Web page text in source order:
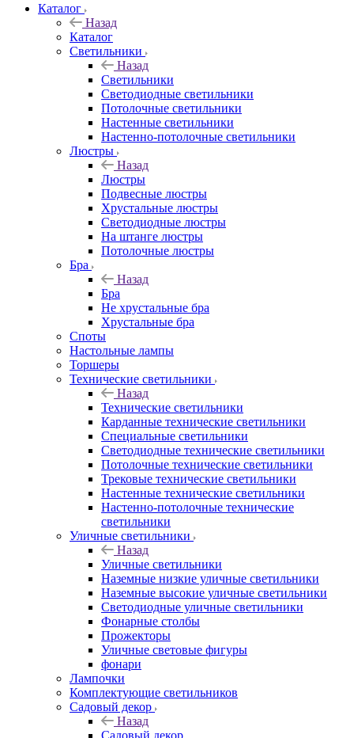
Каталог
Назад
Каталог
Светильники
Назад
Светильники
Светодиодные светильники
Потолочные светильники
Настенные светильники
Настенно-потолочные светильники
Люстры
Назад
Люстры
Подвесные люстры
Хрустальные люстры
Светодиодные люстры
На штанге люстры
Потолочные люстры
Бра
Назад
Бра
Не хрустальные бра
Хрустальные бра
Споты
Настольные лампы
Торшеры
Технические светильники
Назад
Технические светильники
Карданные технические светильники
Специальные светильники
Светодиодные технические светильники
Потолочные технические светильники
Трековые технические светильники
Настенные технические светильники
Настенно-потолочные технические
светильники
Уличные светильники
Назад
Уличные светильники
Наземные низкие уличные светильники
Наземные высокие уличные светильники
Светодиодные уличные светильники
Фонарные столбы
Прожекторы
Уличные световые фигуры
фонари
Лампочки
Комплектующие светильников
Садовый декор
Назад
Садовый декор